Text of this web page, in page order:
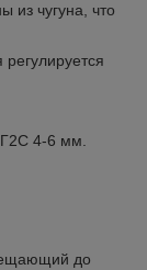
из чугуна, что
регулируется
4-6 мм.
до